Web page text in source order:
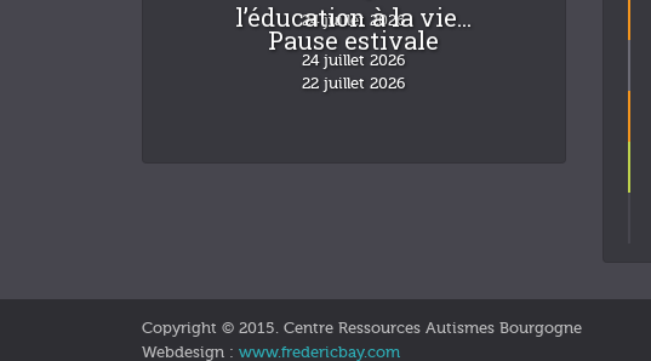
24 juillet 2026
l’éducation à la vie...
24 juillet 2026
Pause estivale
22 juillet 2026
Copyright © 2015. Centre Ressources Autismes Bourgogne
Webdesign : www.fredericbay.com